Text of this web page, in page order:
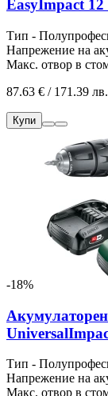
EasyImpact
Тип -
Напрежение на
Макс. отвор в
87.63 € / 171.39 лв.
Купи
-18%
Тип -
Напрежение на
Макс. отвор в